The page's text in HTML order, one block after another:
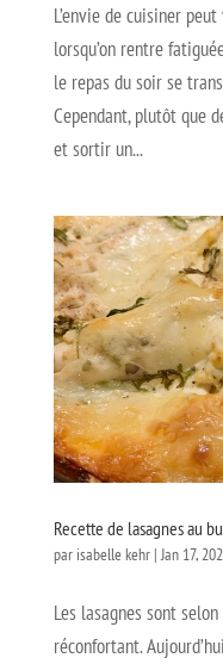
L’envie de cuisiner
lorsqu’on rentre
le repas du soir se
Cependant, plutôt que
et sortir un...
Recette de lasagnes au
par isabelle kehr|Jan 17,
Les lasagnes sont
réconfortant.